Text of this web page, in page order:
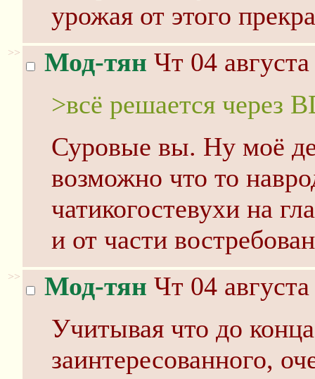
урожая от этого
>> Мод-тян Чт 04
>всё решается через
Суровые вы. Ну моё
возможно что то
чатикогостевухи на
и от части
>> Мод-тян Чт 04
Учитывая что до
заинтересованного,